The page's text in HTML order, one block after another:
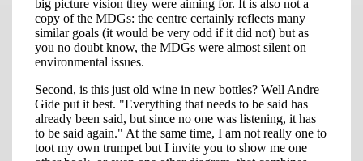
Het idee van de donut economie heeft echter als verdienste dat
het duurzame ontwikkeling makkelijk communiceerbaar
maakt. Het vervangt het samenraapsel van de 17 VN
Sustainable Development Goals in één samenhangende visie
en op een tijdstip dat het Klimaatverdrag van Parijs in werking
treedt en het Westen naar een nieuw gedeeld ideaal zoekt. Dit,
gekoppeld aan Raworths aanstekelijke enthousiasme en ijver,
geeft het praten over de Donut economie vleugels. Echter,
alleen een krachtige klimaatwet met meetbare en afrekenbare
doelstellingen kan de donut gedachte in de praktijk van het